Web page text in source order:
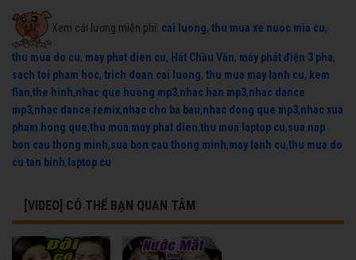
Xem cải lương miễn phí: cai luong, thu mua xe nuoc mia cu,
thu mua do cu, may phat dien cu, Hát Chầu Văn, máy phát điện 3 pha,
sach toi pham hoc, trich doan cai luong, thu mua may lanh cu, kem
flan,the hinh,nhac que huong mp3,nhac han mp3,nhac dance
mp3,nhac dance remix,nhac cho ba bau,nhac dong que mp3,nhac xua
pham hong que,thu mua may phat dien,thu mua laptop cu,sua nap
bon cau thong minh,sua bon cau thong minh,may lanh cu,thu mua do
cu tan binh, laptop cu
[VIDEO] CÓ THỂ BẠN QUAN TÂM